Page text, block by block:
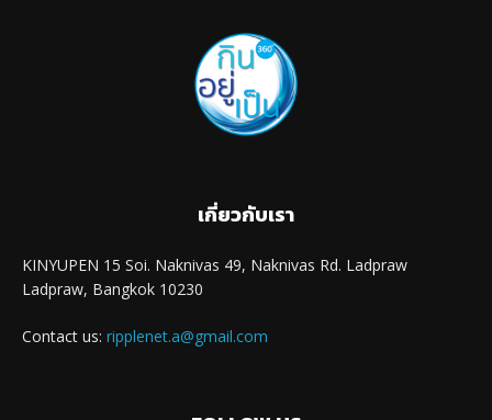
เกี่ยวกับเรา
KINYUPEN 15 Soi. Naknivas 49, Naknivas Rd. Ladpraw
Ladpraw, Bangkok 10230
Contact us: ripplenet.a@gmail.com